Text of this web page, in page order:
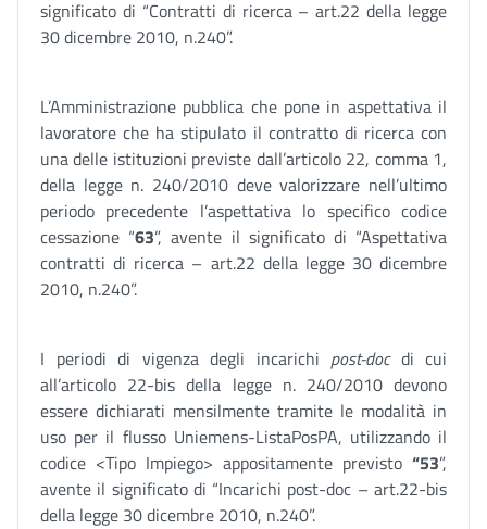
significato di “Contratti di ricerca – art.22 della legge
30 dicembre 2010, n.240”.
L’Amministrazione pubblica che pone in aspettativa il
lavoratore che ha stipulato il contratto di ricerca con
una delle istituzioni previste dall’articolo 22, comma 1,
della legge n. 240/2010 deve valorizzare nell’ultimo
periodo precedente l’aspettativa lo specifico codice
cessazione “63”, avente il significato di “Aspettativa
contratti di ricerca – art.22 della legge 30 dicembre
2010, n.240”.
I periodi di vigenza degli incarichi post-docdi cui
all’articolo 22-bis della legge n. 240/2010 devono
essere dichiarati mensilmente tramite le modalità in
uso per il flusso Uniemens-ListaPosPA, utilizzando il
codice <Tipo Impiego> appositamente previsto “53”,
avente il significato di “Incarichi post-doc – art.22-bis
della legge 30 dicembre 2010, n.240”.